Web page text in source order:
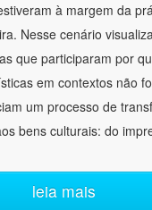
à margem da
Nesse cenário
que participaram por
em contextos não
um processo de
bens culturais: do
leia mais